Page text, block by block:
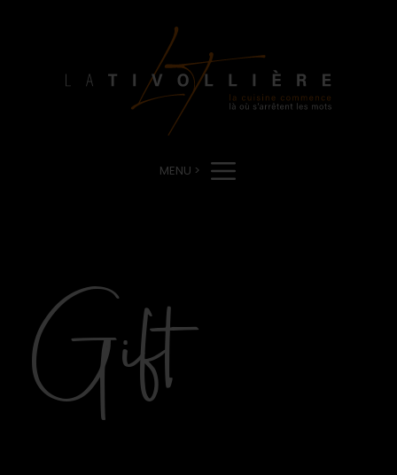
MENU >
Gift